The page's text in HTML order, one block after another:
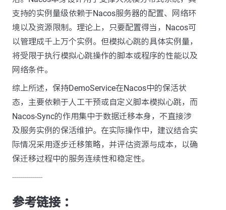
支持的实例量级依赖于Nacos服务器的配置、网络环
境以及资源限制。理论上，只要配置得当，Nacos可
以管理成千上万个实例。但模拟心跳的具体实例量，
将受限于执行模拟心跳操作的脚本或程序的性能以及
网络条件。
综上所述，保持DemoService在Nacos中的保活状
态，主要依赖于人工干预或自定义脚本模拟心跳，而
Nacos-Sync的作用集中于数据迁移本身，不直接涉
及服务实例的保活维护。在实际操作中，建议结合实
际情况采用逐步迁移策略，并评估资源与成本，以确
保迁移过程中的服务连续性和稳定性。
---------------
参考链接 ：